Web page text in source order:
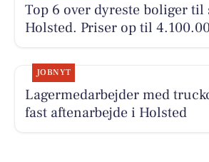
Top 6 over dyreste boliger til
Holsted. Priser op til
JOBNYT
Lagermedarbejder med
fast aftenarbejde i Holsted